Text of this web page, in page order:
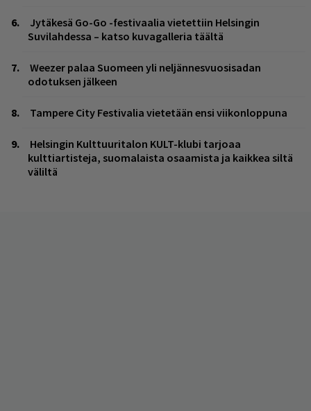
Jytäkesä Go-Go -festivaalia vietettiin Helsingin
Suvilahdessa – katso kuvagalleria täältä
Weezer palaa Suomeen yli neljännesvuosisadan
odotuksen jälkeen
Tampere City Festivalia vietetään ensi viikonloppuna
Helsingin Kulttuuritalon KULT-klubi tarjoaa
kulttiartisteja, suomalaista osaamista ja kaikkea siltä
väliltä